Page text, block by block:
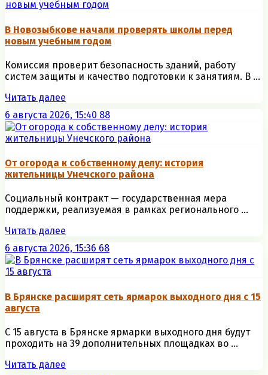
В Новозыбкове начали проверять школы перед
новым учебным годом
Комиссия проверит безопасность зданий, работу
систем защиты и качество подготовки к занятиям. В ...
Читать далее
6 августа 2026, 15:40 88
От огорода к собственному делу: история
жительницы Унечского района
Социальный контракт — государственная мера
поддержки, реализуемая в рамках регионального ...
Читать далее
6 августа 2026, 15:36 68
В Брянске расширят сеть ярмарок выходного дня с 15
августа
С 15 августа в Брянске ярмарки выходного дня будут
проходить на 39 дополнительных площадках во ...
Читать далее